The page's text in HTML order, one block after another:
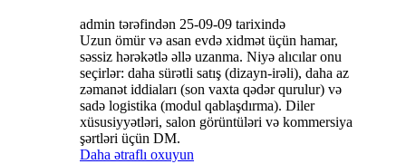
admin tərəfindən 25-09-09 tarixində
Uzun ömür və asan evdə xidmət üçün hamar,
səssiz hərəkətlə əllə uzanma. Niyə alıcılar onu
seçirlər: daha sürətli satış (dizayn-irəli), daha az
zəmanət iddiaları (son vaxta qədər qurulur) və
sadə logistika (modul qablaşdırma). Diler
xüsusiyyətləri, salon görüntüləri və kommersiya
şərtləri üçün DM.
Daha ətraflı oxuyun